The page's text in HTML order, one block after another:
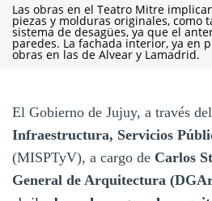
Las obras en el Teatro Mitre
piezas y molduras originales, como
sistema de desagües, ya que el
paredes. La fachada interior, ya en
obras en las de Alvear y Lamadrid.
El Gobierno de Jujuy, a través del
Infraestructura, Servicios
(MISPTyV), a cargo de Carlos
General de Arquitectura